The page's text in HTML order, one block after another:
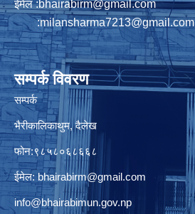
ईमेल :bhairabirm@gmail.com
:milansharma7213@gmail.com
सम्पर्क विवरण
सम्पर्क
भैरीकालिकाथुम, दैलेख
फोन:९८५८०६८६६८
ईमेल: bhairabirm@gmail.com
info@bhairabimun.gov.np